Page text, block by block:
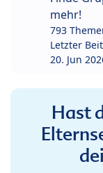
mehr!
793
Letzter
20. Jun
Hast